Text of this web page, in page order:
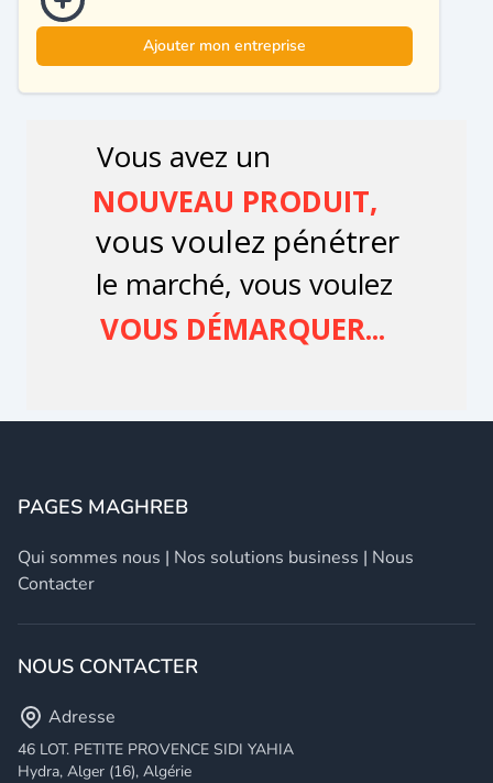
Ajouter mon entreprise
PAGES MAGHREB
Qui sommes nous | Nos solutions business | Nous
Contacter
NOUS CONTACTER
Adresse
46 LOT. PETITE PROVENCE SIDI YAHIA
Hydra, Alger (16), Algérie